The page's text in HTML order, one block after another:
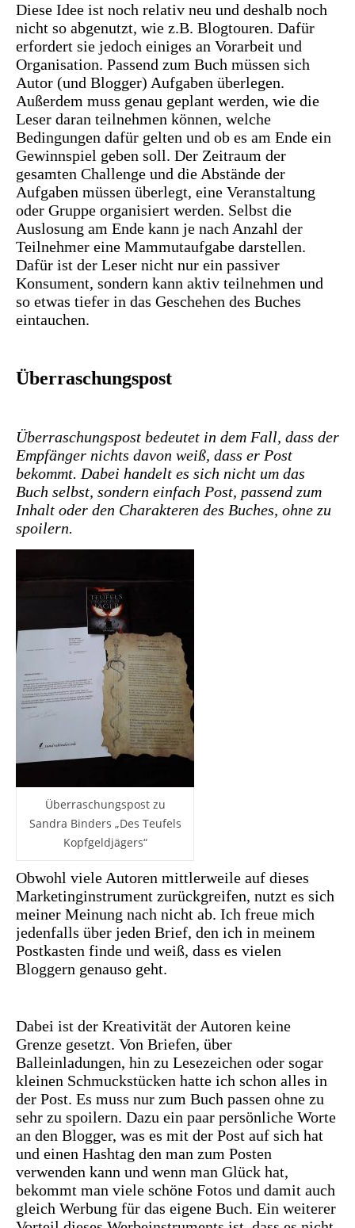
Diese Idee ist noch relativ neu und deshalb noch
nicht so abgenutzt, wie z.B. Blogtouren. Dafür
erfordert sie jedoch einiges an Vorarbeit und
Organisation. Passend zum Buch müssen sich
Autor (und Blogger) Aufgaben überlegen.
Außerdem muss genau geplant werden, wie die
Leser daran teilnehmen können, welche
Bedingungen dafür gelten und ob es am Ende ein
Gewinnspiel geben soll. Der Zeitraum der
gesamten Challenge und die Abstände der
Aufgaben müssen überlegt, eine Veranstaltung
oder Gruppe organisiert werden. Selbst die
Auslosung am Ende kann je nach Anzahl der
Teilnehmer eine Mammutaufgabe darstellen.
Dafür ist der Leser nicht nur ein passiver
Konsument, sondern kann aktiv teilnehmen und
so etwas tiefer in das Geschehen des Buches
eintauchen.
Überraschungspost
Überraschungspost bedeutet in dem Fall, dass der
Empfänger nichts davon weiß, dass er Post
bekommt. Dabei handelt es sich nicht um das
Buch selbst, sondern einfach Post, passend zum
Inhalt oder den Charakteren des Buches, ohne zu
spoilern.
Überraschungspost zu
Sandra Binders „Des Teufels
Kopfgeldjägers“
Obwohl viele Autoren mittlerweile auf dieses
Marketinginstrument zurückgreifen, nutzt es sich
meiner Meinung nach nicht ab. Ich freue mich
jedenfalls über jeden Brief, den ich in meinem
Postkasten finde und weiß, dass es vielen
Bloggern genauso geht.
Dabei ist der Kreativität der Autoren keine
Grenze gesetzt. Von Briefen, über
Balleinladungen, hin zu Lesezeichen oder sogar
kleinen Schmuckstücken hatte ich schon alles in
der Post. Es muss nur zum Buch passen ohne zu
sehr zu spoilern. Dazu ein paar persönliche Worte
an den Blogger, was es mit der Post auf sich hat
und einen Hashtag den man zum Posten
verwenden kann und wenn man Glück hat,
bekommt man viele schöne Fotos und damit auch
gleich Werbung für das eigene Buch. Ein weiterer